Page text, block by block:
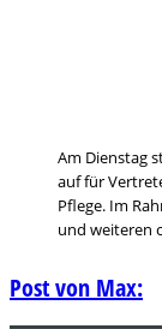
Am Dienstag
auf für
Pflege. Im
und weiteren
Post von Max: